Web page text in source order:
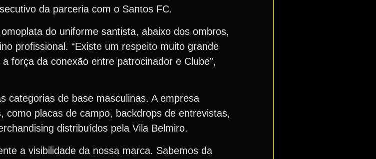
da parceria com o Santos FC.
do uniforme santista, abaixo dos ombros,
profissional. “Existe um respeito muito grande
força da conexão entre patrocinador e Clube”,
categorias de base masculinas. A empresa
placas de campo, backdrops de entrevistas,
distribuídos pela Vila Belmiro.
a visibilidade da nossa marca. Sabemos da